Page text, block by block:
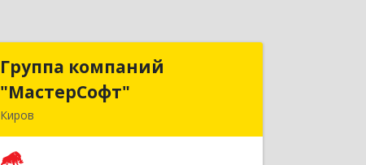
Группа компаний
"МастерСофт"
Киров
Группа компаний
"МастерСофт"